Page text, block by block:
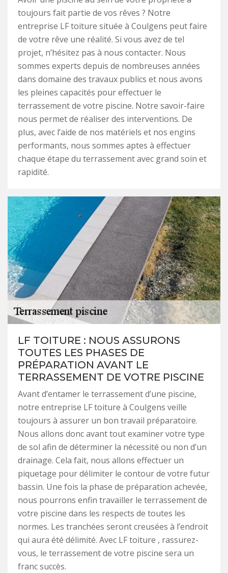
toujours fait partie de vos rêves ? Notre
entreprise LF toiture située à Coulgens peut faire
de votre rêve une réalité. Si vous avez de tel
projet, n’hésitez pas à nous contacter. Nous
sommes experts depuis de nombreuses années
dans domaine des travaux publics et nous avons
les pleines capacités pour effectuer le
terrassement de votre piscine. Notre savoir-faire
nous permet de réaliser des interventions. De
plus, avec l’aide de nos matériels et nos engins
performants, nous sommes aptes à effectuer
chaque étape du terrassement avec grand soin et
rapidité.
LF TOITURE : NOUS ASSURONS
TOUTES LES PHASES DE
PRÉPARATION AVANT LE
TERRASSEMENT DE VOTRE PISCINE
Avant d’entamer le terrassement d’une piscine,
notre entreprise LF toiture à Coulgens veille
toujours à assurer un bon travail préparatoire.
Nous allons donc avant tout examiner votre type
de sol afin de déterminer la nécessité ou non d’un
drainage. Cela fait, nous allons effectuer un
piquetage pour délimiter le contour de votre futur
bassin. Une fois la phase de préparation achevée,
nous pourrons enfin travailler le terrassement de
votre piscine dans les respects de toutes les
normes. Les tranchées seront creusées à l’endroit
qui aura été délimité. Avec LF toiture , rassurez-
vous, le terrassement de votre piscine sera un
franc succès.